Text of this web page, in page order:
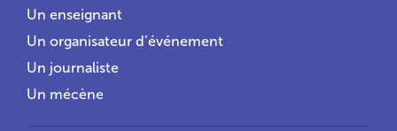
Un enseignant
Un organisateur d’événement
Un journaliste
Un mécène